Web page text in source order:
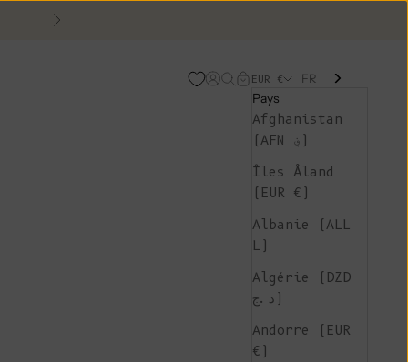
Suivant
Page d'ouverture de
Recherche ouverte
Chariot ouvert
EUR €
Pays
Afghanistan
(AFN ؋)
Îles Åland
(EUR €)
Albanie (ALL
L)
Algérie (DZD
د.ج)
Andorre (EUR
€)
FR